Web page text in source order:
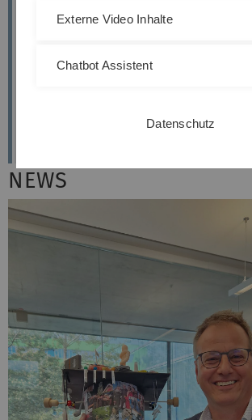
Dr. Ani Grigoryan
NEWS
Externe Video Inhalte
Chatbot Assistent
Datenschutz